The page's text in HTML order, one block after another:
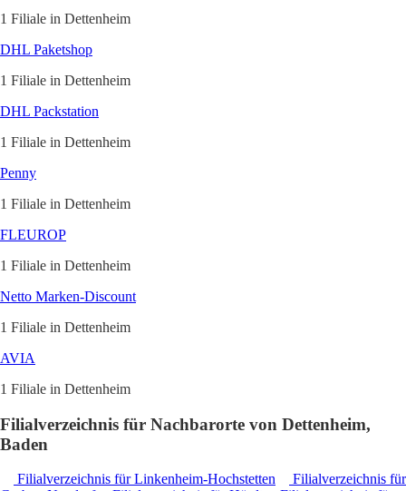
1 Filiale in Dettenheim
DHL Paketshop
1 Filiale in Dettenheim
DHL Packstation
1 Filiale in Dettenheim
Penny
1 Filiale in Dettenheim
FLEUROP
1 Filiale in Dettenheim
Netto Marken-Discount
1 Filiale in Dettenheim
AVIA
1 Filiale in Dettenheim
Filialverzeichnis für Nachbarorte von Dettenheim,
Baden
Filialverzeichnis für Linkenheim-Hochstetten
Filialverzeichnis für